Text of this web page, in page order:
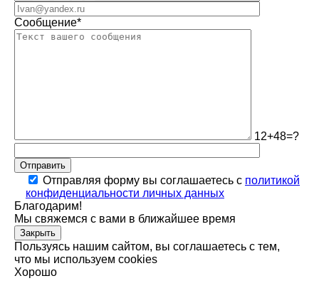
Сообщение*
12+48=?
Отправить
Отправляя форму вы соглашаетесь с политикой
конфиденциальности личных данных
Благодарим!
Мы свяжемся с вами в ближайшее время
Закрыть
Пользуясь нашим сайтом, вы соглашаетесь с тем,
что мы используем cookies
Хорошо